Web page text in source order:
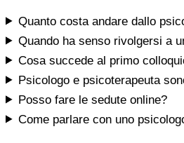
Quanto costa andare dallo
Quando ha senso rivolgersi a
Cosa succede al primo
Psicologo e psicoterapeuta
Posso fare le sedute online?
Come parlare con uno